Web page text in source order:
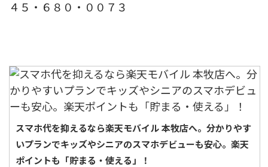
４５・６８０・００７３
スマホ代を抑えるなら楽天モバイル 本牧店へ。分かりやす
いプランでキッズやシニアのスマホデビューも安心。楽天
ポイントも「貯まる・使える」！